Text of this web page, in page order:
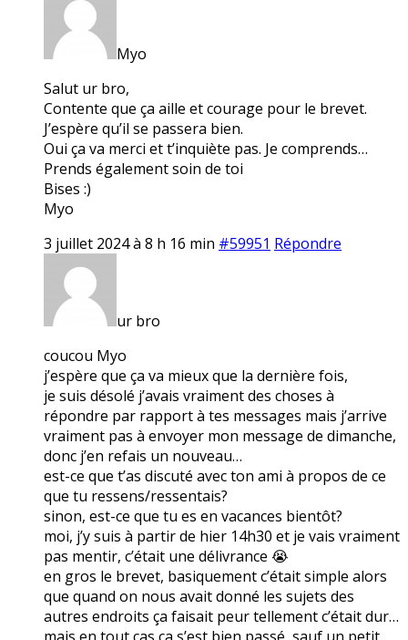
Myo
Salut ur bro,
Contente que ça aille et courage pour le brevet.
J’espère qu’il se passera bien.
Oui ça va merci et t’inquiète pas. Je comprends…
Prends également soin de toi
Bises :)
Myo
3 juillet 2024 à 8 h 16 min #59951 Répondre
ur bro
coucou Myo
j’espère que ça va mieux que la dernière fois,
je suis désolé j’avais vraiment des choses à
répondre par rapport à tes messages mais j’arrive
vraiment pas à envoyer mon message de dimanche,
donc j’en refais un nouveau…
est-ce que t’as discuté avec ton ami à propos de ce
que tu ressens/ressentais?
sinon, est-ce que tu es en vacances bientôt?
moi, j’y suis à partir de hier 14h30 et je vais vraiment
pas mentir, c’était une délivrance 😭
en gros le brevet, basiquement c’était simple alors
que quand on nous avait donné les sujets des
autres endroits ça faisait peur tellement c’était dur…